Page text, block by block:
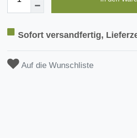
Sofort versandfertig,
Auf die Wunschliste